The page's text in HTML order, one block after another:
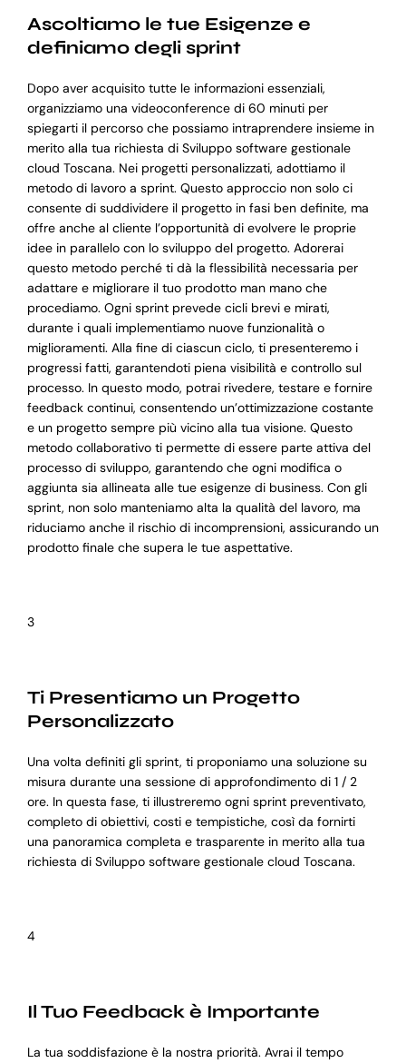
Ascoltiamo le tue Esigenze e
definiamo degli sprint
Dopo aver acquisito tutte le informazioni essenziali,
organizziamo una videoconference di 60 minuti per
spiegarti il percorso che possiamo intraprendere insieme in
merito alla tua richiesta di Sviluppo software gestionale
cloud Toscana. Nei progetti personalizzati, adottiamo il
metodo di lavoro a sprint. Questo approccio non solo ci
consente di suddividere il progetto in fasi ben definite, ma
offre anche al cliente l’opportunità di evolvere le proprie
idee in parallelo con lo sviluppo del progetto. Adorerai
questo metodo perché ti dà la flessibilità necessaria per
adattare e migliorare il tuo prodotto man mano che
procediamo. Ogni sprint prevede cicli brevi e mirati,
durante i quali implementiamo nuove funzionalità o
miglioramenti. Alla fine di ciascun ciclo, ti presenteremo i
progressi fatti, garantendoti piena visibilità e controllo sul
processo. In questo modo, potrai rivedere, testare e fornire
feedback continui, consentendo un’ottimizzazione costante
e un progetto sempre più vicino alla tua visione. Questo
metodo collaborativo ti permette di essere parte attiva del
processo di sviluppo, garantendo che ogni modifica o
aggiunta sia allineata alle tue esigenze di business. Con gli
sprint, non solo manteniamo alta la qualità del lavoro, ma
riduciamo anche il rischio di incomprensioni, assicurando un
prodotto finale che supera le tue aspettative.
3
Ti Presentiamo un Progetto
Personalizzato
Una volta definiti gli sprint, ti proponiamo una soluzione su
misura durante una sessione di approfondimento di 1 / 2
ore. In questa fase, ti illustreremo ogni sprint preventivato,
completo di obiettivi, costi e tempistiche, così da fornirti
una panoramica completa e trasparente in merito alla tua
richiesta di Sviluppo software gestionale cloud Toscana.
4
Il Tuo Feedback è Importante
La tua soddisfazione è la nostra priorità. Avrai il tempo